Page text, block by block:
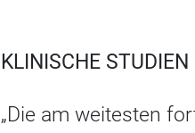
KLINISCHE STUDIEN
„Die am weitesten